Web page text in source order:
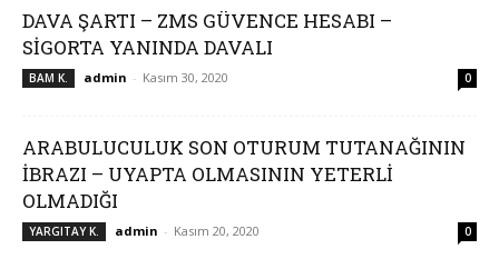
DAVA ŞARTI – ZMS GÜVENCE HESABI –
SİGORTA YANINDA DAVALI
BAM K. admin - Kasım 30, 2020 0
ARABULUCULUK SON OTURUM TUTANAĞININ
İBRAZI – UYAPTA OLMASININ YETERLİ
OLMADIĞI
YARGITAY K. admin - Kasım 20, 2020 0